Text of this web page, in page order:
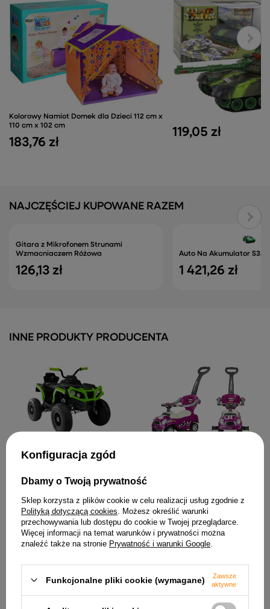
Kolorowy Namiot Domek dla Dzieci 112 cm x
110 cm x 102 cm
183,76 zł
119,05 zł
NAJCZĘŚCIEJ KUPOWANE RAZEM
Gitara z Mikrofonem Strunami
Wzmacniaczem Różowa
126,13 zł
Auto Na Akumulator S322
1 421,26 zł
INNE PRODUKTY PRODUCENTA
BDM0906 Pompowane Koła
920,04 zł
Quad Na Akumulator XH116
Konfiguracja zgód
Dbamy o Twoją prywatność
Sklep korzysta z plików cookie w celu realizacji usług zgodnie z
Polityką dotyczącą cookies . Możesz określić warunki
przechowywania lub dostępu do cookie w Twojej przeglądarce.
Więcej informacji na temat warunków i prywatności można
znaleźć także na stronie Prywatność i warunki Google
Funkcjonalne pliki cookie (wymagane)
Zawsze
aktywne